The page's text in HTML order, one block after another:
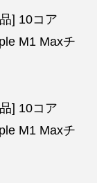
] 10コア
M1 Maxチ
] 10コア
M1 Maxチ